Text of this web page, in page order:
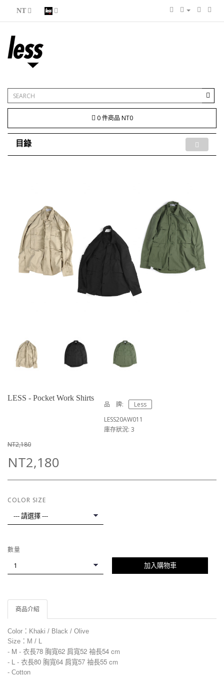
NT
0 件商品 NT0
目錄
LESS - Pocket Work Shirts
品 牌:
Less
LESS20AW011
庫存狀況: 3
NT2,180
NT2,180
COLOR SIZE
數量
加入購物車
商品介紹
Color：Khaki / Black / Olive
Size：M / L
- M - 衣長78 胸寬62 肩寬52 袖長54 cm
- L - 衣長80 胸寬64 肩寬57 袖長55 cm
- Cotton